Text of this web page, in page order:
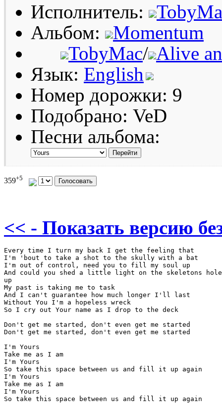
Исполнитель:
Альбом:
Momentum
TobyMac/ Alive
Язык: English
Номер дорожки: 9
Подобрано: VeD
Песни альбома:
359+5
<< - Показать версию
Every time I turn my back I get the feeling that
I'm 'bout to take a shot to the skully with a bat
I'm out of control, need you to fill my soul up
And could you shed a little light on the skeletons
up
My past is taking me to task
And I can't guarantee how much longer I'll last
Without You I'm a hopeless wreck
So I cry out Your name as I drop to the deck
Don't get me started, don't even get me started
Don't get me started, don't even get me started
I'm Yours
Take me as I am
I'm Yours
So take this space between us and fill it up again
I'm Yours
Take me as I am
I'm Yours
So take this space between us and fill it up again